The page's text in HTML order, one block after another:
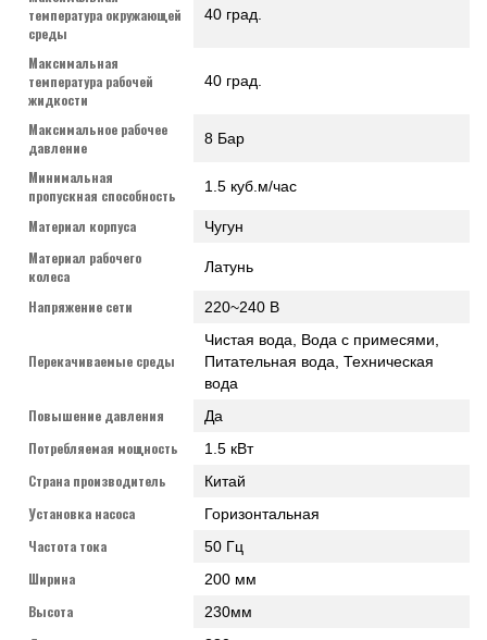
температура окружающей
среды
40 град.
Максимальная
температура рабочей
жидкости
40 град.
Максимальное рабочее
давление
8 Бар
Минимальная
пропускная способность
1.5 куб.м/час
Материал корпуса Чугун
Материал рабочего
колеса
Латунь
Напряжение сети 220~240 В
Перекачиваемые среды
Чистая вода, Вода с примесями,
Питательная вода, Техническая
вода
Повышение давления Да
Потребляемая мощность 1.5 кВт
Страна производитель Китай
Установка насоса Горизонтальная
Частота тока 50 Гц
Ширина 200 мм
Высота 230мм